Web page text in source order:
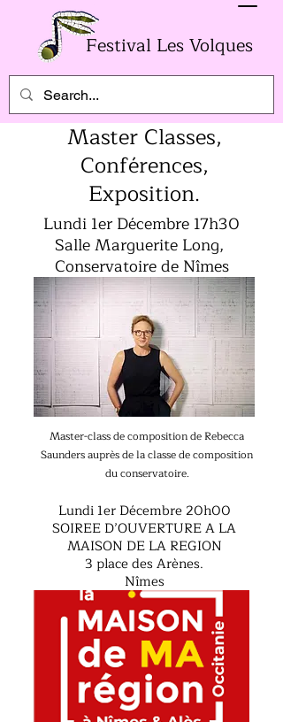
Festival Les Volques
Master Classes,
Conférences,
Exposition.
Lundi 1er Décembre 17h30
Salle Marguerite Long,
Conservatoire de Nîmes
Master-class de composition de Rebecca
Saunders auprès de la classe de composition
du conservatoire.
Lundi 1er Décembre 20h00
SOIREE D’OUVERTURE A LA
MAISON DE LA REGION
3 place des Arènes.
Nîmes